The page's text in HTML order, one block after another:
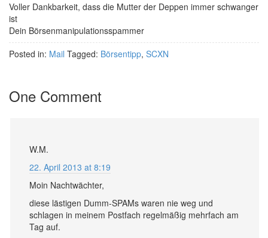
Voller Dankbarkeit, dass die Mutter der Deppen immer schwanger
ist
Dein Börsenmanipulationsspammer
Posted in: Mail Tagged: Börsentipp, SCXN
One Comment
W.M.
22. April 2013 at 8:19
Moin Nachtwächter,
diese lästigen Dumm-SPAMs waren nie weg und
schlagen in meinem Postfach regelmäßig mehrfach am
Tag auf.